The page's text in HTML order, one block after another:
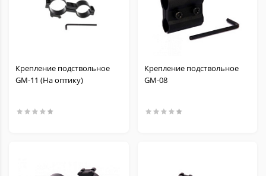
Крепление подствольное
GM-11 (На оптику)
Крепление подствольное
GM-08